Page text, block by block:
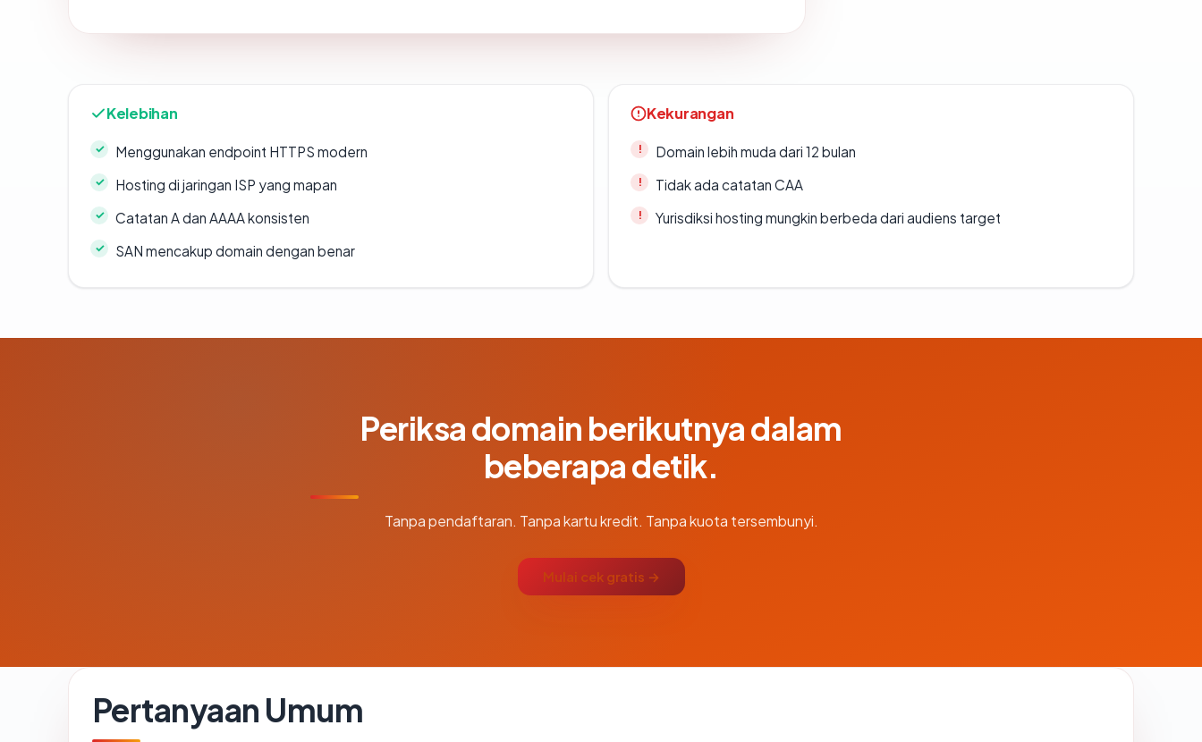
Kelebihan
Menggunakan endpoint HTTPS modern
Hosting di jaringan ISP yang mapan
Catatan A dan AAAA konsisten
SAN mencakup domain dengan benar
Kekurangan
Domain lebih muda dari 12 bulan
Tidak ada catatan CAA
Yurisdiksi hosting mungkin berbeda dari audiens target
Periksa domain berikutnya dalam
beberapa detik.
Tanpa pendaftaran. Tanpa kartu kredit. Tanpa kuota tersembunyi.
Mulai cek gratis →
Pertanyaan Umum